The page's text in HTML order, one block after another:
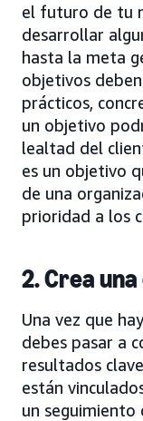
el futuro de tu
desarrollar
hasta la meta
objetivos
prácticos,
un objetivo
lealtad del
es un objetivo
de una
prioridad a los
2. Crea
Una vez que
debes pasar a
resultados
están
un seguimiento